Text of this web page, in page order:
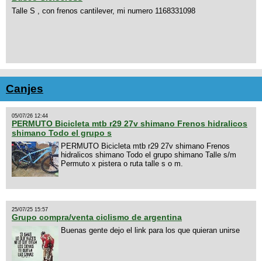
Talle S , con frenos cantilever, mi numero 1168331098
Canjes
05/07/26 12:44
PERMUTO Bicicleta mtb r29 27v shimano Frenos hidralicos
shimano Todo el grupo s
PERMUTO Bicicleta mtb r29 27v shimano Frenos
hidralicos shimano Todo el grupo shimano Talle s/m
Permuto x pistera o ruta talle s o m.
25/07/25 15:57
Grupo compra/venta ciclismo de argentina
Buenas gente dejo el link para los que quieran unirse